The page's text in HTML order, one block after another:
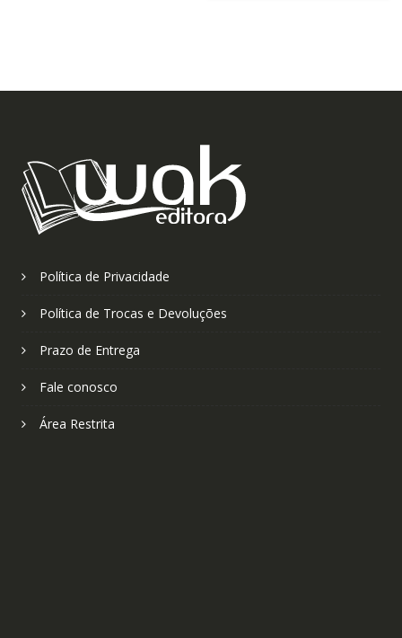
Política de Privacidade
Política de Trocas e Devoluções
Prazo de Entrega
Fale conosco
Área Restrita